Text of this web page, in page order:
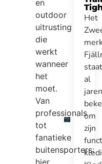
en
outdoor
uitrusting
die
werkt
wanneer
het
moet.
Van
professionals
tot
fanatieke
buitensporters:
Het
staat
al
jaren
om
zijn